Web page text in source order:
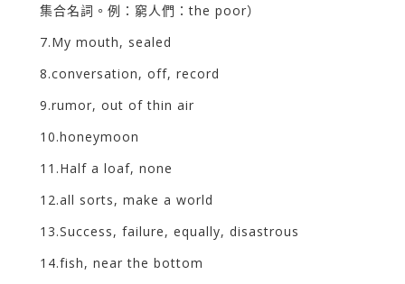
集合名詞。例：窮人們：the poor）
7.My mouth, sealed
8.conversation, off, record
9.rumor, out of thin air
10.honeymoon
11.Half a loaf, none
12.all sorts, make a world
13.Success, failure, equally, disastrous
14.fish, near the bottom